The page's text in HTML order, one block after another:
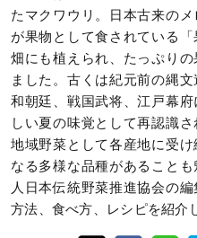
たマクワウリ。日本古来の
が果物として食されている
畑にも植えられ、たっぷり
ました。古くは紀元前の縄
和朝廷、戦国武将、江戸幕
しい夏の味覚として再認識
地域野菜として各産地に受
なる多様な品種があること
人日本伝統野菜推進協会の
方法、食べ方、レシピを紹介